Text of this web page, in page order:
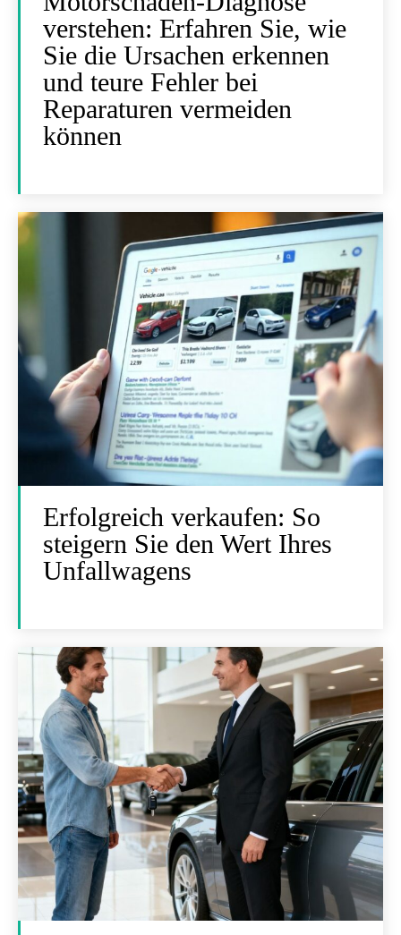
verstehen: Erfahren Sie, wie
Sie die Ursachen erkennen
und teure Fehler bei
Reparaturen vermeiden
können
Erfolgreich verkaufen: So
steigern Sie den Wert Ihres
Unfallwagens